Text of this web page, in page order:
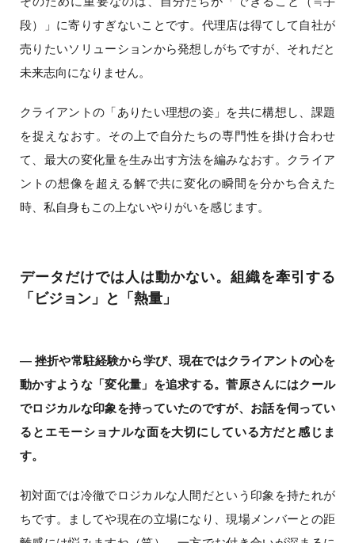
段）」に寄りすぎないことです。代理店は得てして自社が
売りたいソリューションから発想しがちですが、それだと
未来志向になりません。
クライアントの「ありたい理想の姿」を共に構想し、課題
を捉えなおす。その上で自分たちの専門性を掛け合わせ
て、最大の変化量を生み出す方法を編みなおす。クライア
ントの想像を超える解で共に変化の瞬間を分かち合えた
時、私自身もこの上ないやりがいを感じます。
データだけでは人は動かない。組織を牽引する
「ビジョン」と「熱量」
― 挫折や常駐経験から学び、現在ではクライアントの心を
動かすような「変化量」を追求する。菅原さんにはクール
でロジカルな印象を持っていたのですが、お話を伺ってい
るとエモーショナルな面を大切にしている方だと感じま
す。
初対面では冷徹でロジカルな人間だという印象を持たれが
ちです。ましてや現在の立場になり、現場メンバーとの距